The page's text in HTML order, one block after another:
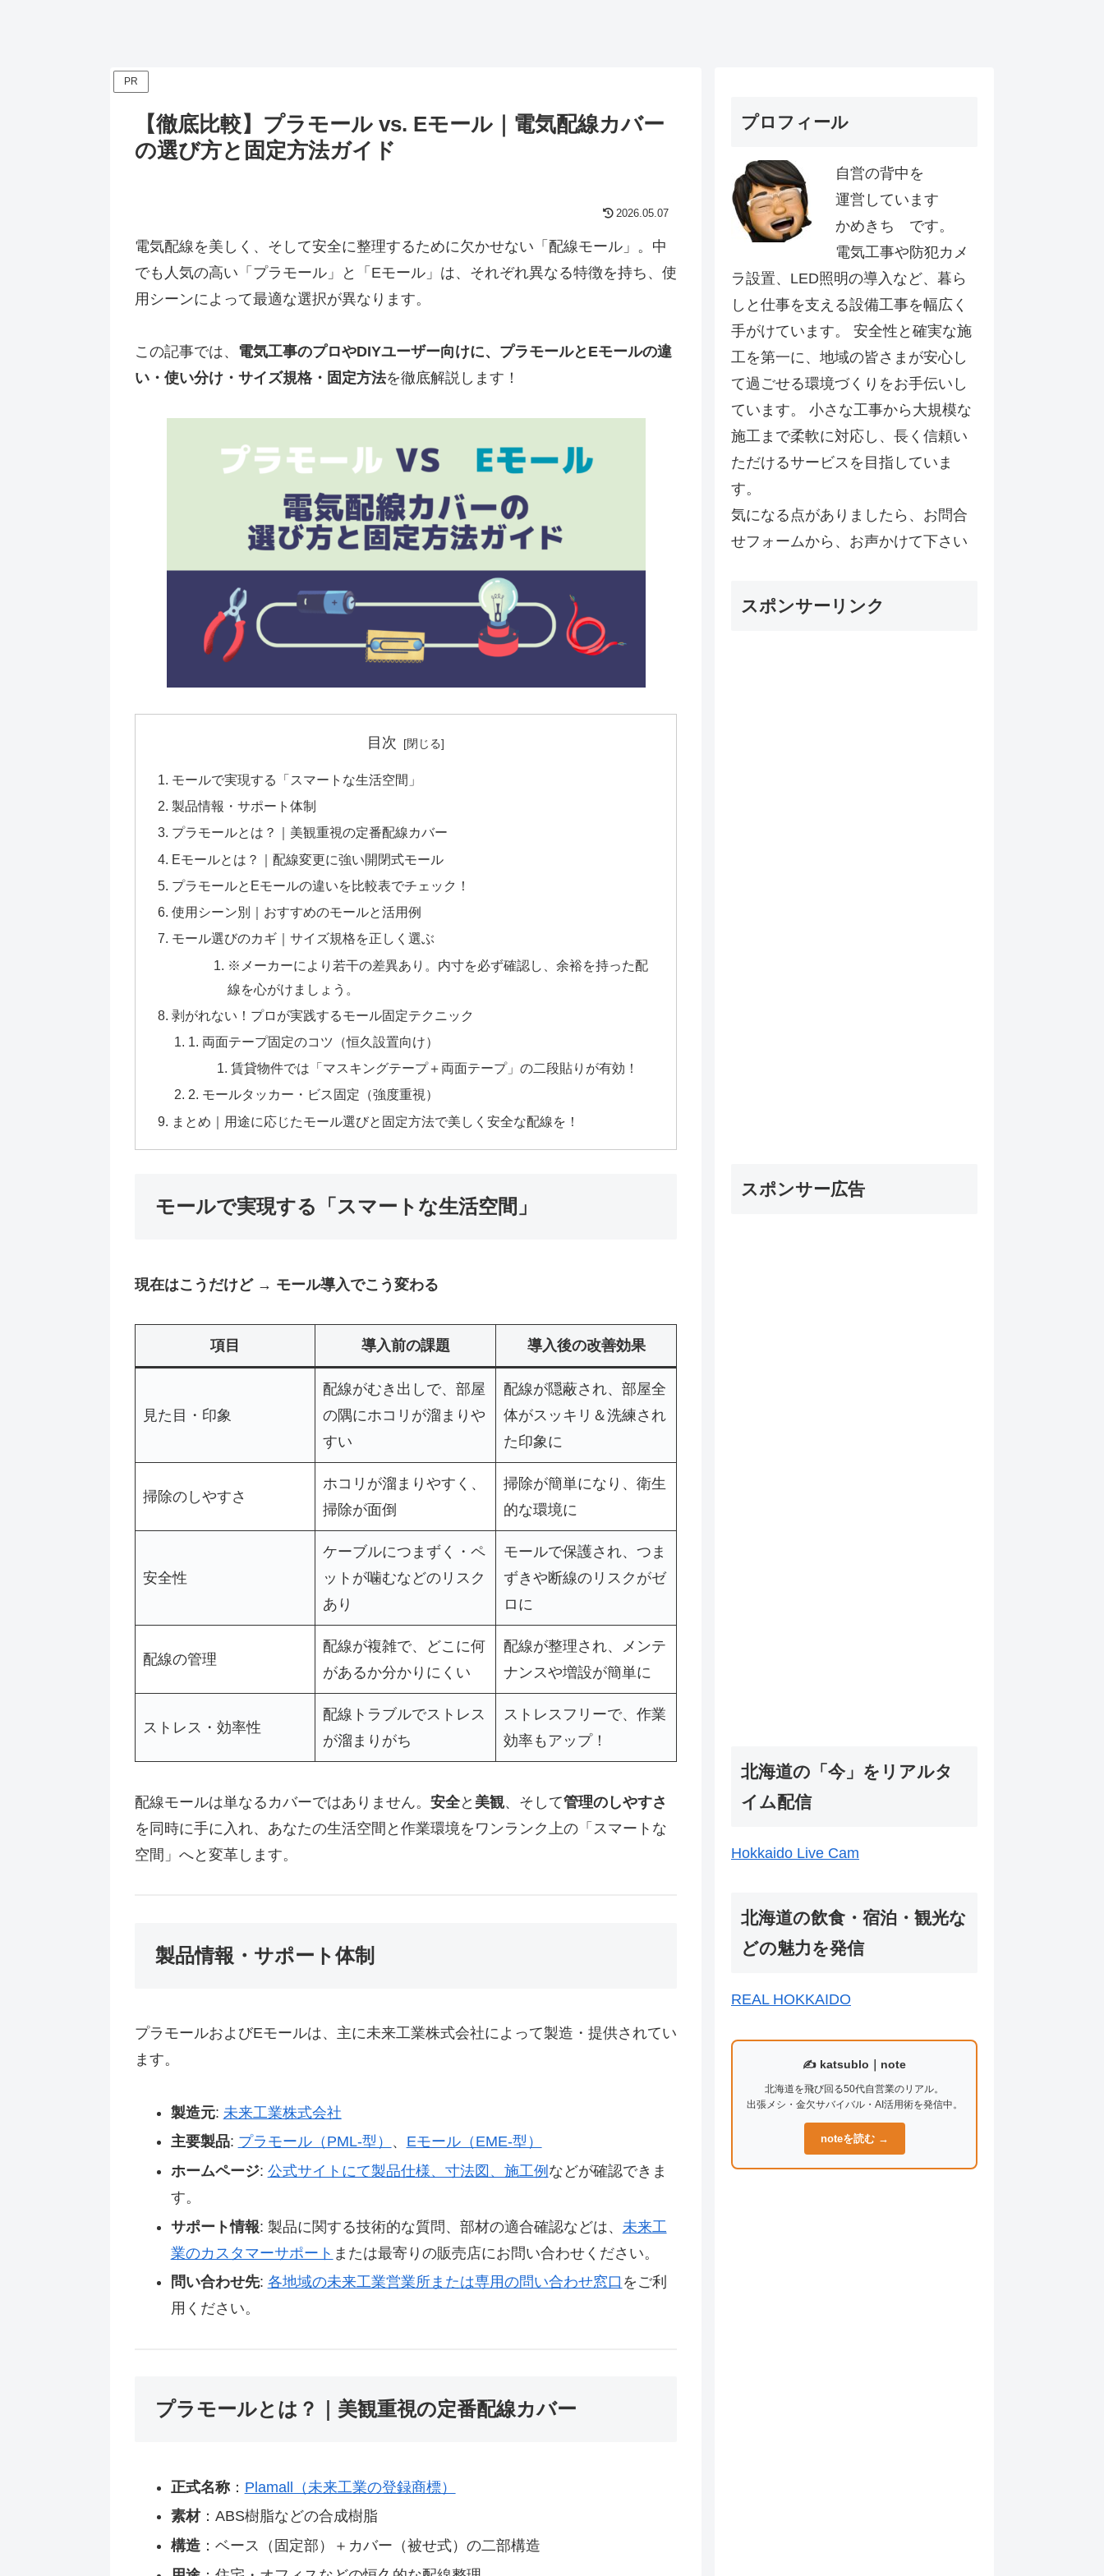
PR
【徹底比較】プラモール vs. Eモール｜電気配線カバー
の選び方と固定方法ガイド
2026.05.07
電気配線を美しく、そして安全に整理するために欠かせない「配線モール」。中
でも人気の高い「プラモール」と「Eモール」は、それぞれ異なる特徴を持ち、使
用シーンによって最適な選択が異なります。
この記事では、 電気工事のプロやDIYユーザー向けに、プラモールとEモールの違
い・使い分け・サイズ規格・固定方法を徹底解説します！
目次
モールで実現する「スマートな生活空間」
製品情報・サポート体制
プラモールとは？｜美観重視の定番配線カバー
Eモールとは？｜配線変更に強い開閉式モール
プラモールとEモールの違いを比較表でチェック！
使用シーン別｜おすすめのモールと活用例
モール選びのカギ｜サイズ規格を正しく選ぶ
※メーカーにより若干の差異あり。内寸を必ず確認し、余裕を持った配
線を心がけましょう。
剥がれない！プロが実践するモール固定テクニック
1. 両面テープ固定のコツ（恒久設置向け）
賃貸物件では「マスキングテープ＋両面テープ」の二段貼りが有効！
2. モールタッカー・ビス固定（強度重視）
まとめ｜用途に応じたモール選びと固定方法で美しく安全な配線を！
モールで実現する「スマートな生活空間」
現在はこうだけど → モール導入でこう変わる
項目 導入前の課題 導入後の改善効果
見た目・印象
配線がむき出しで、部屋
の隅にホコリが溜まりや
すい
配線が隠蔽され、部屋全
体がスッキリ＆洗練され
た印象に
掃除のしやすさ
ホコリが溜まりやすく、
掃除が面倒
掃除が簡単になり、衛生
的な環境に
安全性
ケーブルにつまずく・ペ
ットが噛むなどのリスク
あり
モールで保護され、つま
ずきや断線のリスクがゼ
ロに
配線の管理
配線が複雑で、どこに何
があるか分かりにくい
配線が整理され、メンテ
ナンスや増設が簡単に
ストレス・効率性
配線トラブルでストレス
が溜まりがち
ストレスフリーで、作業
効率もアップ！
配線モールは単なるカバーではありません。 安全と 美観、そして管理のしやすさ
を同時に手に入れ、あなたの生活空間と作業環境をワンランク上の「スマートな
空間」へと変革します。
製品情報・サポート体制
プラモールおよびEモールは、主に未来工業株式会社によって製造・提供されてい
ます。
製造元: 未来工業株式会社
主要製品: プラモール（PML-型） 、 Eモール（EME-型）
ホームページ: 公式サイトにて製品仕様、寸法図、施工例 などが確認できま
す。
サポート情報: 製品に関する技術的な質問、部材の適合確認などは、 未来工
業のカスタマーサポート または最寄りの販売店にお問い合わせください。
問い合わせ先: 各地域の未来工業営業所または専用の問い合わせ窓口 をご利
用ください。
プラモールとは？｜美観重視の定番配線カバー
正式名称： Plamall（未来工業の登録商標）
素材：ABS樹脂などの合成樹脂
構造：ベース（固定部）＋カバー（被せ式）の二部構造
プロフィール
自営の背中を
運営しています
かめきち です。
電気工事や防犯カメ
ラ設置、LED照明の導入など、暮ら
しと仕事を支える設備工事を幅広く
手がけています。 安全性と確実な施
工を第一に、地域の皆さまが安心し
て過ごせる環境づくりをお手伝いし
ています。 小さな工事から大規模な
施工まで柔軟に対応し、長く信頼い
ただけるサービスを目指していま
す。
気になる点がありましたら、お問合
せフォームから、お声かけて下さい
スポンサーリンク
スポンサー広告
北海道の「今」をリアルタ
イム配信
Hokkaido Live Cam
北海道の飲食・宿泊・観光な
どの魅力を発信
REAL HOKKAIDO
✍️ katsublo｜note
北海道を飛び回る50代自営業のリアル。
出張メシ・金欠サバイバル・AI活用術を発信中。
noteを読む →